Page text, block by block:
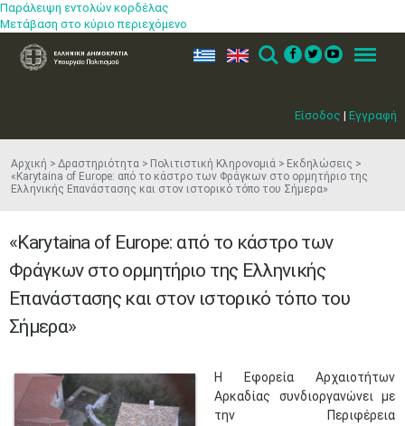
Παράλειψη εντολών κορδέλας
Μετάβαση στο κύριο περιεχόμενο
Είσοδος | Εγγραφή
ελ en Search Menu
Αρχική Δραστηριότητα Πολιτιστική Κληρονομιά
Εκδηλώσεις
«Karytaina of Europe: από το κάστρο των Φράγκων στο ορμητήριο της
Ελληνικής Επανάστασης και στον ιστορικό τόπο του Σήμερα»
«Karytaina of Europe: από το κάστρο των
Φράγκων στο ορμητήριο της Ελληνικής
Επανάστασης και στον ιστορικό τόπο του
Σήμερα»
​Η Εφορεία Αρχαιοτήτων
Αρκαδίας συνδιοργανώνει με
την Περιφέρεια